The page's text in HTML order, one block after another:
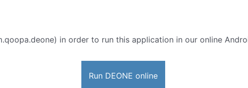
in order to run this application in our online
Run DEONE online